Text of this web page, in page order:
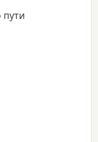
пути